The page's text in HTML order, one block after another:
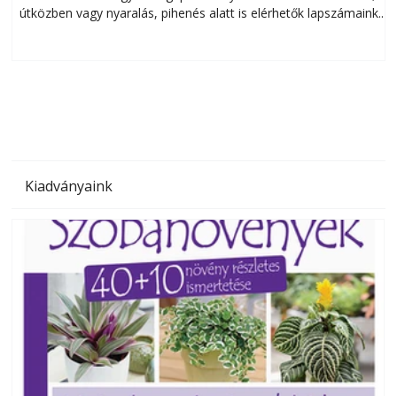
útközben vagy nyaralás, pihenés alatt is elérhetők lapszámaink.
Kiadványaink